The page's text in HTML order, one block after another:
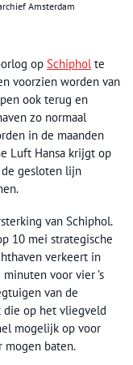
Amsterdam
op Schipholte
voorzien worden van
ook terug en
zo normaal
in de maanden
Luft Hansa krijgt op
gesloten lijn
van Schiphol.
10 mei strategische
verkeert in
voor vier ’s
van de
die op het vliegveld
mogelijk op voor
mogen baten.